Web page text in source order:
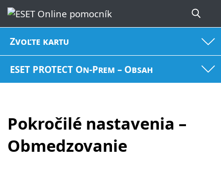
Zvoľte kartu
ESET PROTECT On-Prem – Obsah
Pokročilé nastavenia –
Obmedzovanie